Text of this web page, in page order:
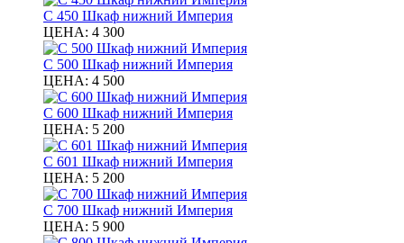
С 450 Шкаф нижний Империя
ЦЕНА: 4 300
С 500 Шкаф нижний Империя
ЦЕНА: 4 500
С 600 Шкаф нижний Империя
ЦЕНА: 5 200
С 601 Шкаф нижний Империя
ЦЕНА: 5 200
С 700 Шкаф нижний Империя
ЦЕНА: 5 900